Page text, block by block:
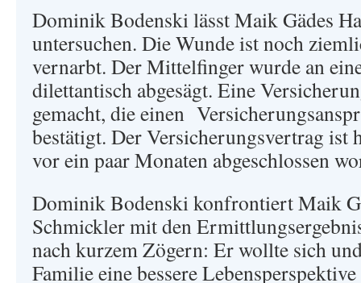
Dominik Bodenski lässt Maik Gädes
untersuchen. Die Wunde ist noch
vernarbt. Der Mittelfinger wurde an
dilettantisch abgesägt. Eine
gemacht, die einen
bestätigt. Der Versicherungsvertrag ist
vor ein paar Monaten abgeschlossen
Dominik Bodenski konfrontiert Maik
Schmickler mit den
nach kurzem Zögern: Er wollte sich
Familie eine bessere